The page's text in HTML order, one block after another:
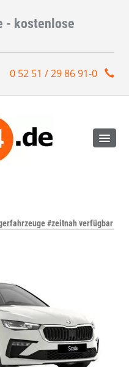
- kostenlose
0 52 51 / 29 86 91-0
#zeitnah verfügbar